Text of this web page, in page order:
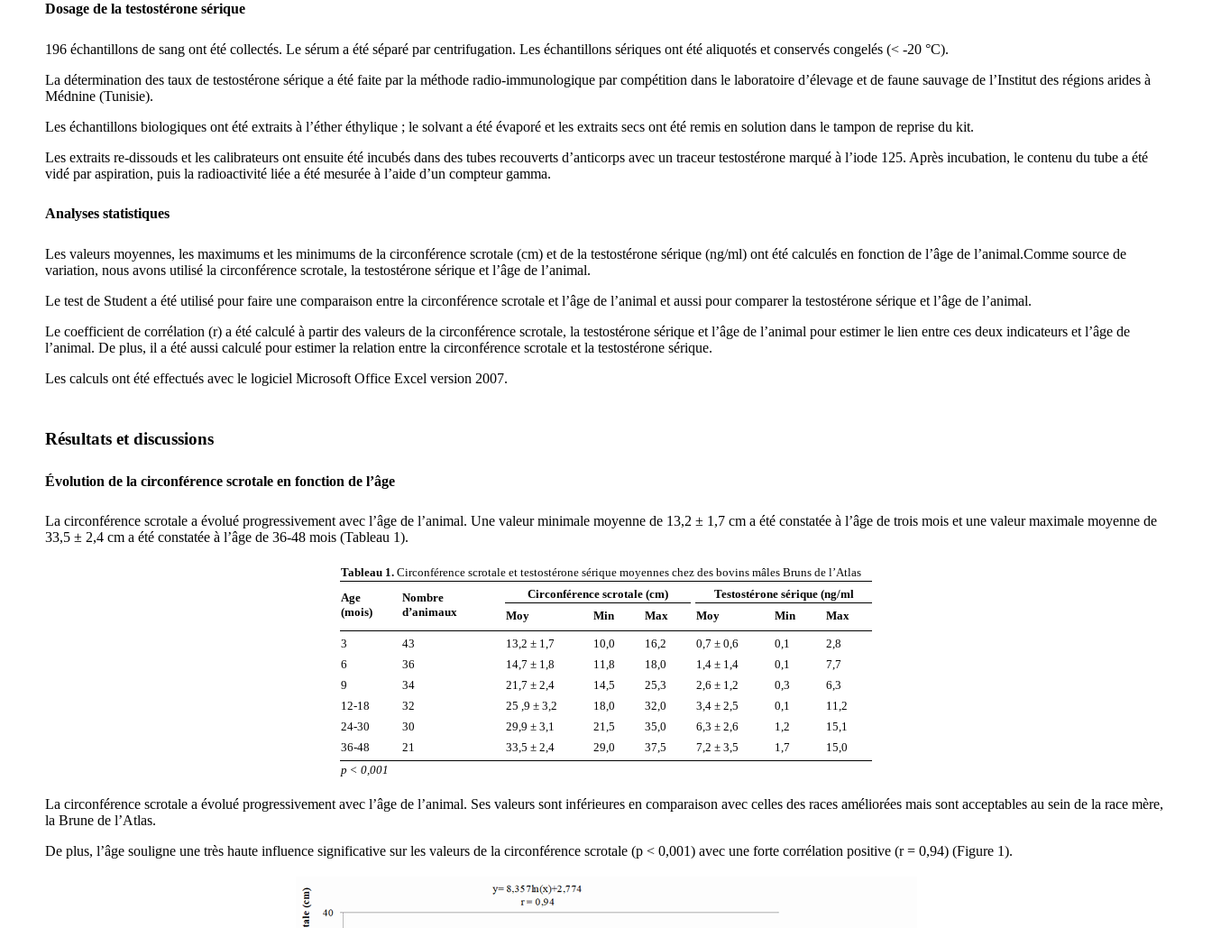
Dosage de la testostérone sérique
196 échantillons de sang ont été collectés. Le sérum a été séparé par centrifugation. Les échantillons sériques ont été aliquotés et conservés congelés (˂ -20 °C).
La détermination des taux de testostérone sérique a été faite par la méthode radio-immunologique par compétition dans le laboratoire d’élevage et de faune sauvage de l’Institut des régions arides à
Médnine (Tunisie).
Les échantillons biologiques ont été extraits à l’éther éthylique ; le solvant a été évaporé et les extraits secs ont été remis en solution dans le tampon de reprise du kit.
Les extraits re-dissouds et les calibrateurs ont ensuite été incubés dans des tubes recouverts d’anticorps avec un traceur testostérone marqué à l’iode 125. Après incubation, le contenu du tube a été
vidé par aspiration, puis la radioactivité liée a été mesurée à l’aide d’un compteur gamma.
Analyses statistiques
Les valeurs moyennes, les maximums et les minimums de la circonférence scrotale (cm) et de la testostérone sérique (ng/ml) ont été calculés en fonction de l’âge de l’animal.Comme source de
variation, nous avons utilisé la circonférence scrotale, la testostérone sérique et l’âge de l’animal.
Le test de Student a été utilisé pour faire une comparaison entre la circonférence scrotale et l’âge de l’animal et aussi pour comparer la testostérone sérique et l’âge de l’animal.
Le coefficient de corrélation (r) a été calculé à partir des valeurs de la circonférence scrotale, la testostérone sérique et l’âge de l’animal pour estimer le lien entre ces deux indicateurs et l’âge de
l’animal. De plus, il a été aussi calculé pour estimer la relation entre la circonférence scrotale et la testostérone sérique.
Les calculs ont été effectués avec le logiciel Microsoft Office Excel version 2007.
Résultats et discussions
Évolution de la circonférence scrotale en fonction de l’âge
La circonférence scrotale a évolué progressivement avec l’âge de l’animal. Une valeur minimale moyenne de 13,2 ± 1,7 cm a été constatée à l’âge de trois mois et une valeur maximale moyenne de
33,5 ± 2,4 cm a été constatée à l’âge de 36-48 mois (Tableau 1).
Tableau 1. Circonférence scrotale et testostérone sérique moyennes chez des bovins mâles Bruns de l’Atlas
Age
(mois)
Nombre
d’animaux
Circonférence scrotale (cm)
Testostérone sérique (ng/ml
Moy
Min Max Moy Min Max
3 43 13,2 ± 1,7 10,0 16,2 0,7 ± 0,6 0,1
2,8
6
36 14,7 ± 1,8 11,8 18,0 1,4 ± 1,4 0,1
7,7
9
34 21,7 ± 2,4 14,5 25,3 2,6 ± 1,2 0,3
6,3
12-18
32 25 ,9 ± 3,2 18,0 32,0 3,4 ± 2,5 0,1
11,2
24-30
30 29,9 ± 3,1 21,5 35,0 6,3 ± 2,6 1,2
15,1
36-48
21 33,5 ± 2,4 29,0 37,5 7,2 ± 3,5 1,7
15,0
p ˂ 0,001
La circonférence scrotale a évolué progressivement avec l’âge de l’animal. Ses valeurs sont inférieures en comparaison avec celles des races améliorées mais sont acceptables au sein de la race mère,
la Brune de l’Atlas.
De plus, l’âge souligne une très haute influence significative sur les valeurs de la circonférence scrotale (p < 0,001) avec une forte corrélation positive (r = 0,94) (Figure 1).